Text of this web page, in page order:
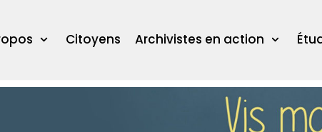
Citoyens Archivistes en action